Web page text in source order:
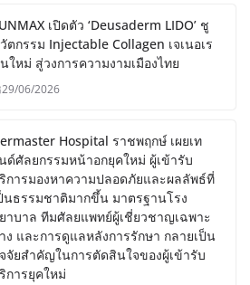
เปิดตัว ‘Deusaderm LIDO’ ชู
ตกรรม Injectable Collagen เจเนอเร
ใหม่ สู่วงการความงามเมืองไทย
29/06/2026
Hospital ราชพฤกษ์ เผยเท
ด์ศัลยกรรมหน้าอกยุคใหม่ ผู้เข้ารับ
การมองหาความปลอดภัยและผลลัพธ์ที่
นธรรมชาติมากขึ้น มาตรฐานโรง
าบาล ทีมศัลยแพทย์ผู้เชี่ยวชาญเฉพาะ
ง และการดูแลหลังการรักษา กลายเป็น
จัยสำคัญในการตัดสินใจของผู้เข้ารับ
การยุคใหม่